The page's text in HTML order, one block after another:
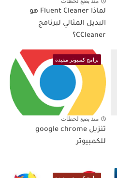
لماذا Fluent Cleaner هو
البديل المثالي لبرنامج
CCleaner؟
برامج كمبيوتر مفيدة
منذ بضع لحظات
تنزيل google chrome
للكمبيوتر